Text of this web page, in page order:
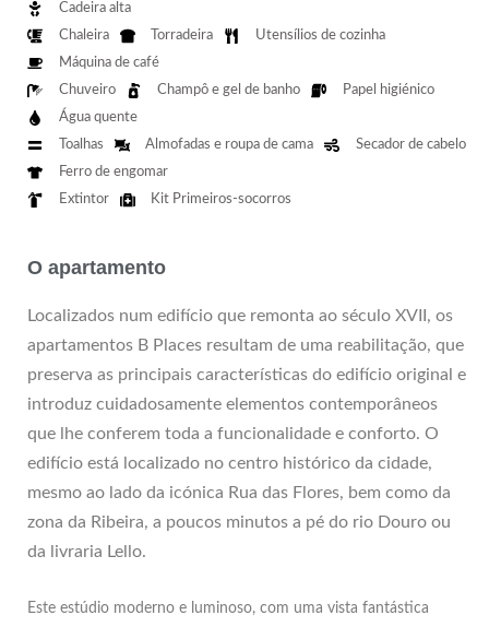
Cadeira alta
Chaleira
Torradeira
Utensílios de cozinha
Máquina de café
Chuveiro
Champô e gel de banho
Papel higiénico
Água quente
Toalhas
Almofadas e roupa de cama
Secador de cabelo
Ferro de engomar
Extintor
Kit Primeiros-socorros
O apartamento
Localizados num edifício que remonta ao século XVII, os
apartamentos B Places resultam de uma reabilitação, que
preserva as principais características do edifício original e
introduz cuidadosamente elementos contemporâneos
que lhe conferem toda a funcionalidade e conforto. O
edifício está localizado no centro histórico da cidade,
mesmo ao lado da icónica Rua das Flores, bem como da
zona da Ribeira, a poucos minutos a pé do rio Douro ou
da livraria Lello.
Este estúdio moderno e luminoso, com uma vista fantástica